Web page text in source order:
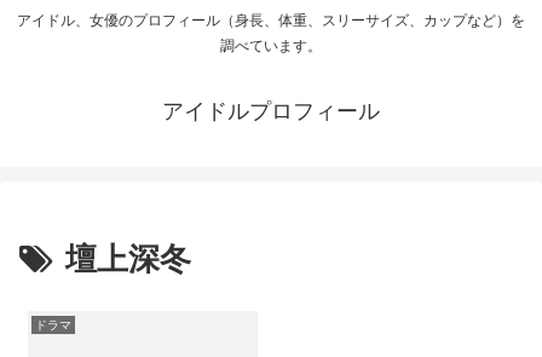
アイドル、女優のプロフィール（身長、体重、スリーサイズ、カップなど）を
調べています。
アイドルプロフィール
壇上深冬
ドラマ